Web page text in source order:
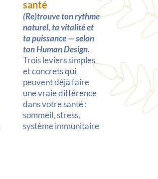
santé
(Re)trouve ton rythme
naturel, ta vitalité et
ta puissance — selon
ton Human Design.
Trois leviers simples
et concrets qui
peuvent déjà faire
une vraie différence
dans votre santé :
sommeil, stress,
système immunitaire